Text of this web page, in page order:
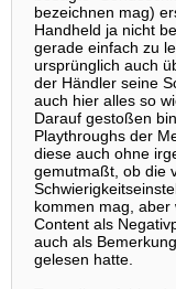
bezeichnen mag)
Handheld ja nicht
gerade einfach zu
ursprünglich auch
der Händler seine
auch hier alles so
Darauf gestoßen
Playthroughs der
diese auch ohne
gemutmaßt, ob die
kommen mag,
Content als
auch als
gelesen hatte.